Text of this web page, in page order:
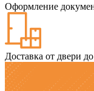
Оформление
Доставка от двери